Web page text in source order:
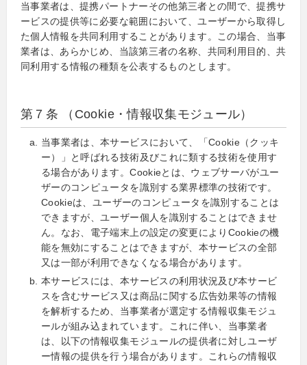
当事業者は、提携パートナーその他第三者との間で、提携サ
ービスの提供等に必要な範囲において、ユーザーから取得し
た個人情報を共同利用することがあります。この場合、当事
業者は、あらかじめ、当該第三者の名称、共同利用目的、共
同利用する情報の種類を公表するものとします。
第７条 （Cookie・情報収集モジュール）
当事業者は、本サービスにおいて、「Cookie（クッキ
ー）」と呼ばれる技術及びこれに類する技術を使用す
る場合があります。Cookieとは、ウェブサーバがユー
ザーのコンピュータを識別する業界標準の技術です。
Cookieは、ユーザーのコンピュータを識別することは
できますが、ユーザー個人を識別することはできませ
ん。なお、電子端末上の設定の変更によりCookieの機
能を無効にすることはできますが、本サービスの全部
又は一部が利用できなくなる場合があります。
本サービスには、本サービスの利用状況及び本サービ
スを含むサービス又は商品に関する広告効果等の情報
を解析するため、当事業者が選定する情報収集モジュ
ールが組み込まれています。これに伴い、当事業者
は、以下の情報収集モジュールの提供者に対しユーザ
ー情報の提供を行う場合があります。これらの情報収